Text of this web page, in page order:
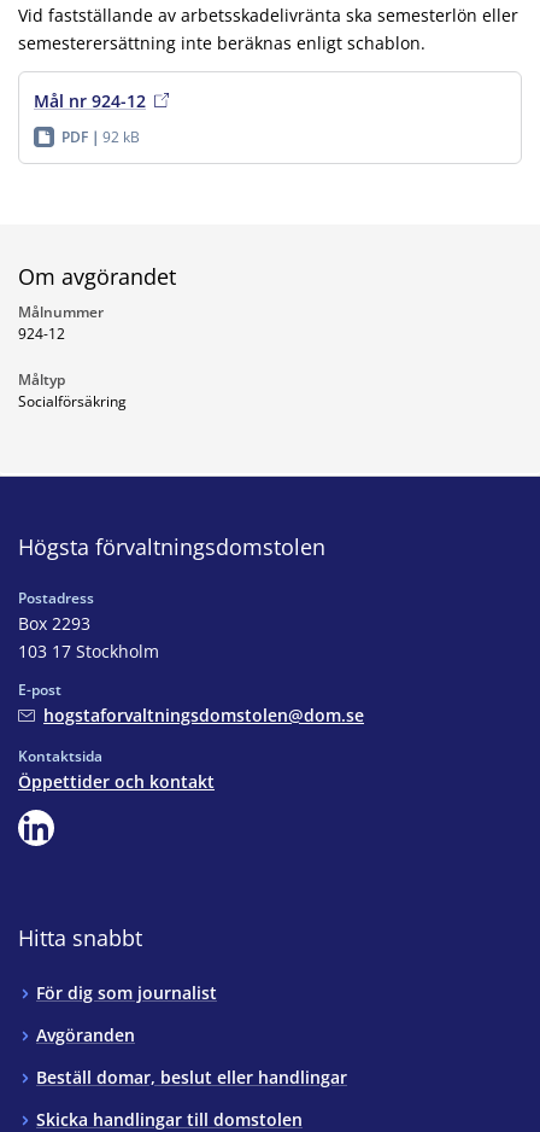
Vid fastställande av arbetsskadelivränta ska semesterlön eller
semesterersättning inte beräknas enligt schablon.
Mål nr 924-12
PDF 92 kB
Om avgörandet
Målnummer
924-12
Måltyp
Socialförsäkring
Högsta förvaltningsdomstolen
Postadress
Box 2293
103 17 Stockholm
E-post
hogstaforvaltningsdomstolen@dom.se
Kontaktsida
Öppettider och kontakt
Hitta snabbt
För dig som journalist
Avgöranden
Beställ domar, beslut eller handlingar
Skicka handlingar till domstolen